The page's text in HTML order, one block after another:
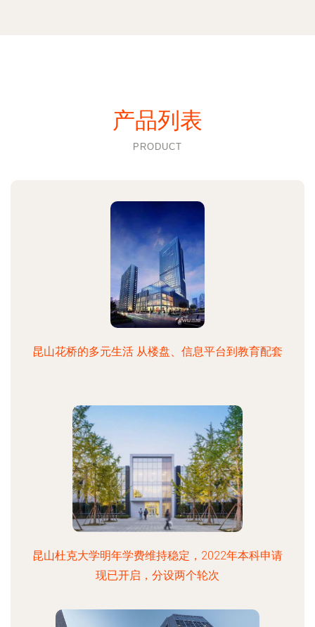
产品列表
PRODUCT
昆山花桥的多元生活 从楼盘、信息平台到教育配套
昆山杜克大学明年学费维持稳定，2022年本科申请
现已开启，分设两个轮次